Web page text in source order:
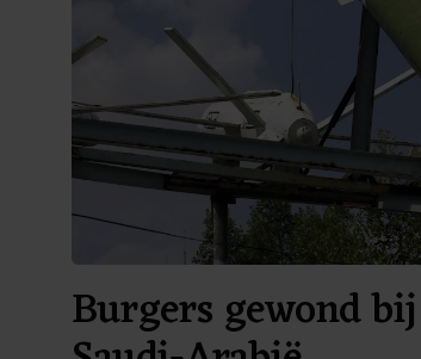
Burgers gewond